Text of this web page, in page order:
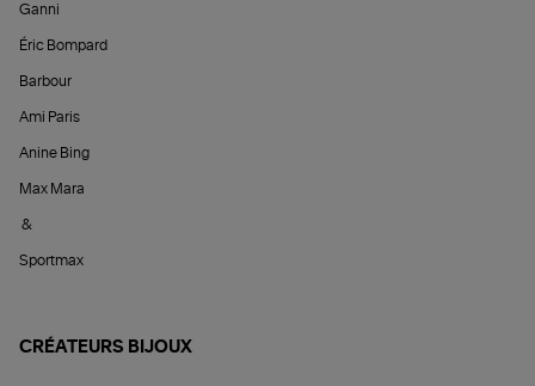
Ganni
Éric Bompard
Barbour
Ami Paris
Anine Bing
Max Mara
&
Sportmax
CRÉATEURS BIJOUX